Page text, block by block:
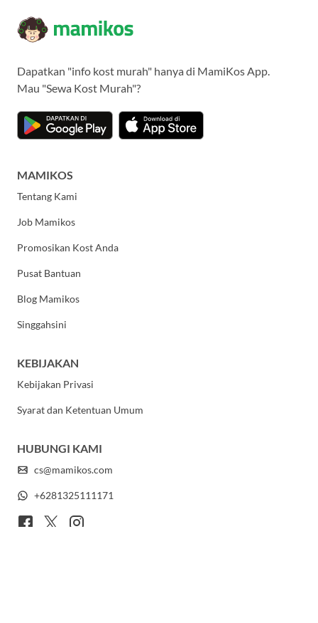
Dapatkan "info kost murah" hanya di MamiKos App.
Mau "Sewa Kost Murah"?
MAMIKOS
Tentang Kami
Job Mamikos
Promosikan Kost Anda
Pusat Bantuan
Blog Mamikos
Singgahsini
KEBIJAKAN
Kebijakan Privasi
Syarat dan Ketentuan Umum
HUBUNGI KAMI
cs@mamikos.com
+6281325111171